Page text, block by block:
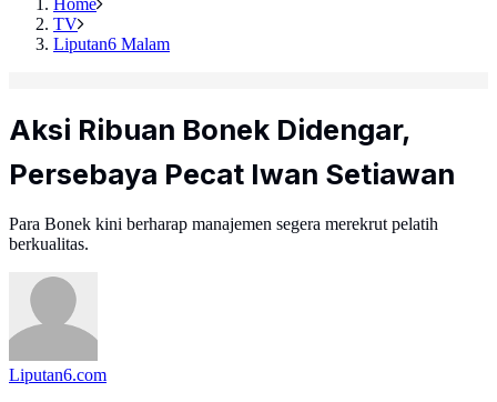
Home
TV
Liputan6 Malam
Aksi Ribuan Bonek Didengar,
Persebaya Pecat Iwan Setiawan
Para Bonek kini berharap manajemen segera merekrut pelatih
berkualitas.
Liputan6.com